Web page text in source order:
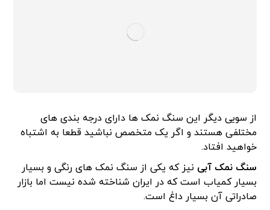
از سویی دیگر این سنگ نمک ها دارای درجه بندی های
مختلفی هستند و اگر یک متخصص نباشید قطعا به اشتباه
خواهید افتاد.
سنگ نمک آبی نیز که یکی از سنگ نمک های رنگی و بسیار
بسیار کمیاب است که در ایران شناخته شده نیست اما بازار
صادراتی آن بسیار داغ است.